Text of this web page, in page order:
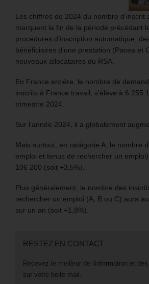
Les chiffres de 2024 du nombre d’inscrit
marquent la fin de la période précédant
procédures d’inscription automatique,
bénéficiaires d’une prestation (Pacea et
nouveaux allocataires du RSA.
En France entière, le nombre de
inscrits à France travail, s’élève à 6 255
trimestre 2024.
Sur l’année 2024, il a globalement
Mais surtout, en catégorie A, le nombre
emploi et tenus de rechercher un
106 200 (soit +3,5%).
Plus généralement, le nombre des
rechercher un emploi (A, B ou C) aura
sur un an (soit +1,8%).
RESTEZ EN CONTACT
Recevez le meilleur de l'information et
sur votre boite mail.